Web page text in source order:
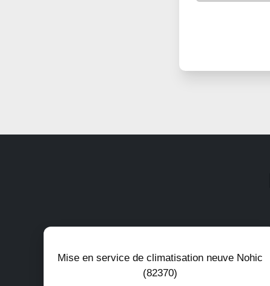
Mise en service de climatisation neuve Nohic
(82370)